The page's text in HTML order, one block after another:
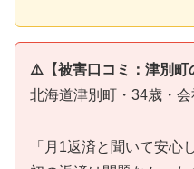
⚠️【被害口コミ：津別町
北海道津別町・34歳・
「月1返済と聞いて安心